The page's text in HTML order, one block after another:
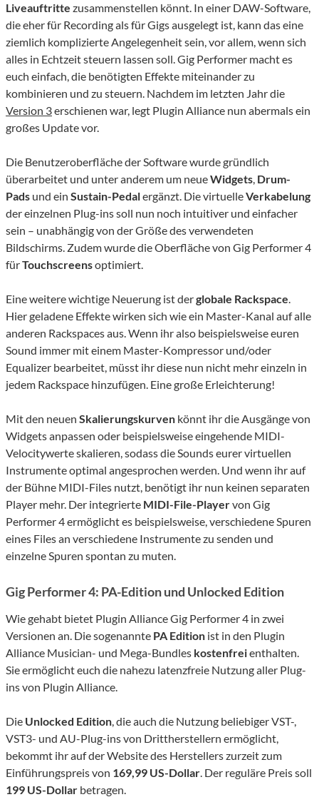
Liveauftritte zusammenstellen könnt. In einer DAW-Software,
die eher für Recording als für Gigs ausgelegt ist, kann das eine
ziemlich komplizierte Angelegenheit sein, vor allem, wenn sich
alles in Echtzeit steuern lassen soll. Gig Performer macht es
euch einfach, die benötigten Effekte miteinander zu
kombinieren und zu steuern. Nachdem im letzten Jahr die
Version 3erschienen war, legt Plugin Alliance nun abermals ein
großes Update vor.
Die Benutzeroberfläche der Software wurde gründlich
überarbeitet und unter anderem um neueWidgets, Drum-
Pads und ein Sustain-Pedalergänzt. Die virtuelleVerkabelung
der einzelnen Plug-ins soll nun noch intuitiver und einfacher
sein – unabhängig von der Größe des verwendeten
Bildschirms. Zudem wurde die Oberfläche von Gig Performer 4
fürTouchscreensoptimiert.
Eine weitere wichtige Neuerung ist derglobale Rackspace.
Hier geladene Effekte wirken sich wie ein Master-Kanal auf alle
anderen Rackspaces aus. Wenn ihr also beispielsweise euren
Sound immer mit einem Master-Kompressor und/oder
Equalizer bearbeitet, müsst ihr diese nun nicht mehr einzeln in
jedem Rackspace hinzufügen. Eine große Erleichterung!
Mit den neuen Skalierungskurven könnt ihr die Ausgänge von
Widgets anpassen oder beispielsweise eingehende MIDI-
Velocitywerte skalieren, sodass die Sounds eurer virtuellen
Instrumente optimal angesprochen werden. Und wenn ihr auf
der Bühne MIDI-Files nutzt, benötigt ihr nun keinen separaten
Player mehr. Der integrierte MIDI-File-Playervon Gig
Performer 4 ermöglicht es beispielsweise, verschiedene Spuren
eines Files an verschiedene Instrumente zu senden und
einzelne Spuren spontan zu muten.
Gig Performer 4: PA-Edition und Unlocked Edition
Wie gehabt bietet Plugin Alliance Gig Performer 4 in zwei
Versionen an. Die sogenannte PA Edition ist in den Plugin
Alliance Musician- und Mega-Bundles kostenfreienthalten.
Sie ermöglicht euch die nahezu latenzfreie Nutzung aller Plug-
ins von Plugin Alliance.
Die Unlocked Edition, die auch die Nutzung beliebiger VST-,
VST3- und AU-Plug-ins von Drittherstellern ermöglicht,
bekommt ihr auf der Website des Herstellers zurzeit zum
Einführungspreis von 169,99 US-Dollar. Der reguläre Preis soll
199 US-Dollar betragen.